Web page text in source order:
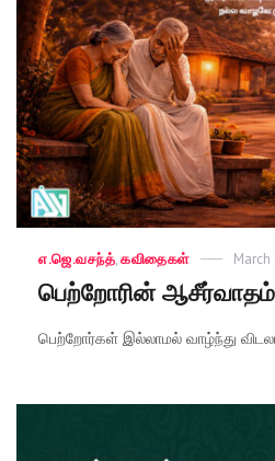
Categories
எ.ஜெ.வசந்த்,கவிதைகள்
Posted
March
பெற்றோரின் ஆசீர்வாதம்
பெற்றோர்கள் இல்லாமல் வாழ்ந்து